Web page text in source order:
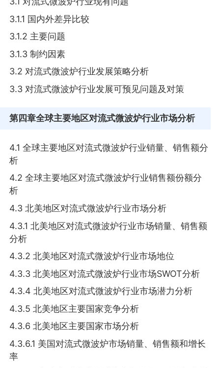
3.1.1 国内外差异比较
3.1.2 主要问题
3.1.3 制约因素
3.2 对流式微波炉行业发展策略分析
3.3 对流式微波炉行业发展可预见问题及对策
第四章全球主要地区对流式微波炉行业市场分析
4.1 全球主要地区对流式微波炉行业销量、销售额分
析
4.2 全球主要地区对流式微波炉行业销售额份额分
析
4.3 北美地区对流式微波炉行业市场分析
4.3.1 北美地区对流式微波炉行业市场销量、销售额
分析
4.3.2 北美地区对流式微波炉行业市场地位
4.3.3 北美地区对流式微波炉行业市场SWOT分析
4.3.4 北美地区对流式微波炉行业市场潜力分析
4.3.5 北美地区主要国家竞争分析
4.3.6 北美地区主要国家市场分析
4.3.6.1 美国对流式微波炉市场销量、销售额和增长
率